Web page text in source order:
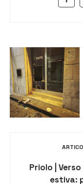
Priolo |
estiva: